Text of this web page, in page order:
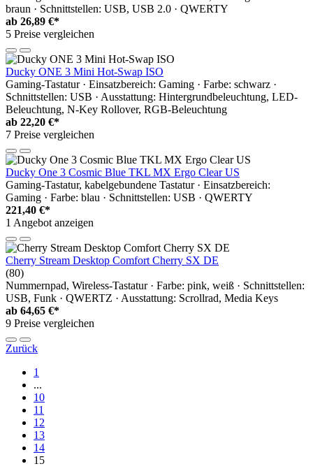
braun · Schnittstellen: USB, USB 2.0 · QWERTY
ab 26,89 €*
5 Preise vergleichen
Ducky ONE 3 Mini Hot-Swap ISO
Gaming-Tastatur · Einsatzbereich: Gaming · Farbe: schwarz ·
Schnittstellen: USB · Ausstattung: Hintergrundbeleuchtung, LED-
Beleuchtung, N-Key Rollover, RGB-Beleuchtung
ab 22,20 €*
7 Preise vergleichen
Ducky One 3 Cosmic Blue TKL MX Ergo Clear US
Gaming-Tastatur, kabelgebundene Tastatur · Einsatzbereich:
Gaming · Farbe: blau · Schnittstellen: USB · QWERTY
221,40 €*
1 Angebot anzeigen
Cherry Stream Desktop Comfort Cherry SX DE
(80)
Nummernpad, Wireless-Tastatur · Farbe: pink, weiß · Schnittstellen:
USB, Funk · QWERTZ · Ausstattung: Scrollrad, Media Keys
ab 64,65 €*
9 Preise vergleichen
Zurück
1
...
10
11
12
13
14
15